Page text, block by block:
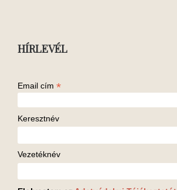
HÍRLEVÉL
Email cím *
Keresztnév
Vezetéknév